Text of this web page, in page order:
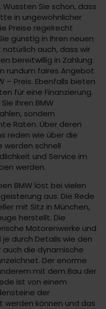
Wussten Sie schon, dass
in ungewöhnlicher
Preise regelrecht
günstig in Ihren neuen
auch, dass wir
bereitwillig in Zahlung
rundum faires Angebot
– Preis. Ebenfalls bieten
für eine Finanzierung.
Ihren BMW
sondern
Raten. Über deren
reden wie über die
werden schnell
und Service im
werden.
BMW löst bei vielen
aus. Die Rede
mit Sitz in München,
herstellt. Die
Motorenwerke und
durch Details wie den
auch die dynamische
Der enorme
mit dem Bau der
ist von einem
der
werden können und das